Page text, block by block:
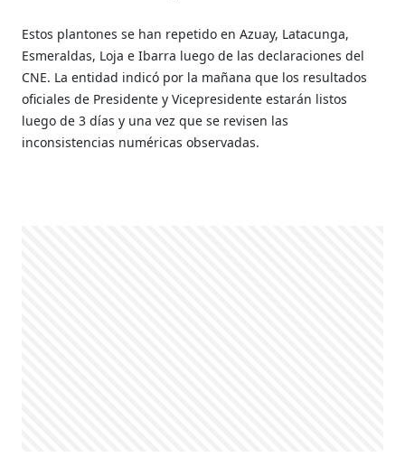
Estos plantones se han repetido en Azuay, Latacunga,
Esmeraldas, Loja e Ibarra luego de las declaraciones del
CNE. La entidad indicó por la mañana que los resultados
oficiales de Presidente y Vicepresidente estarán listos
luego de 3 días y una vez que se revisen las
inconsistencias numéricas observadas.